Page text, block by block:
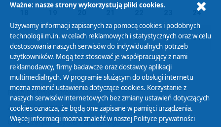
24
25 26 27 28 29 30 31
Polityka Prywatności
Zasady korzystania z Serwisu
Organizacje Pożytku Publicznego
Ważne: nasze strony wykorzystują pliki cookies.
Używamy informacji zapisanych za pomocą cookies i podobnych
technologii m.in. w celach reklamowych i statystycznych oraz w celu
dostosowania naszych serwisów do indywidualnych potrzeb
użytkowników. Mogą też stosować je współpracujący z nami
reklamodawcy, firmy badawcze oraz dostawcy aplikacji
multimedialnych. W programie służącym do obsługi internetu
można zmienić ustawienia dotyczące cookies. Korzystanie z
naszych serwisów internetowych bez zmiany ustawień dotyczących
cookies oznacza, że będą one zapisane w pamięci urządzenia.
Więcej informacji można znaleźć w naszej Polityce prywatności